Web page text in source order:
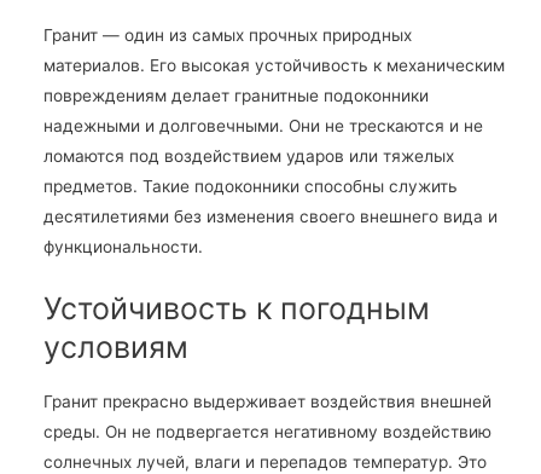
Гранит — один из самых прочных природных
материалов. Его высокая устойчивость к механическим
повреждениям делает гранитные подоконники
надежными и долговечными. Они не трескаются и не
ломаются под воздействием ударов или тяжелых
предметов. Такие подоконники способны служить
десятилетиями без изменения своего внешнего вида и
функциональности.
Устойчивость к погодным
условиям
Гранит прекрасно выдерживает воздействия внешней
среды. Он не подвергается негативному воздействию
солнечных лучей, влаги и перепадов температур. Это